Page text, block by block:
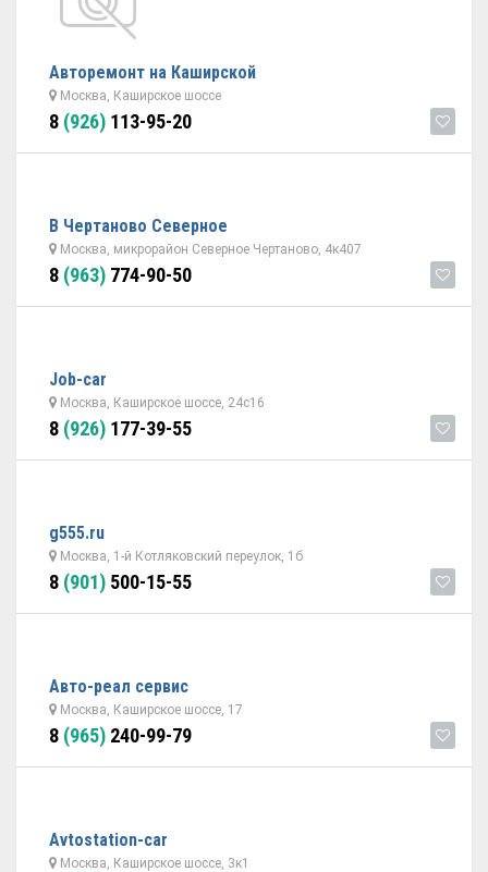
Авторемонт на Каширской
Москва, Каширское шоссе
8 (926) 113-95-20
В Чертаново Северное
Москва, микрорайон Северное Чертаново, 4к407
8 (963) 774-90-50
Job-car
Москва, Каширское шоссе, 24с16
8 (926) 177-39-55
g555.ru
Москва, 1-й Котляковский переулок, 1б
8 (901) 500-15-55
Авто-реал сервис
Москва, Каширское шоссе, 17
8 (965) 240-99-79
Avtostation-car
Москва, Каширское шоссе, 3к1